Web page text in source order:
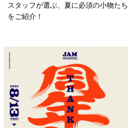
スタッフが選ぶ、夏に必須の小物たち
をご紹介！